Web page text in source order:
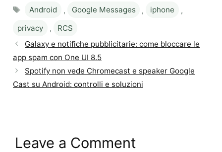
Tags
Android , Google Messages , iphone
,
privacy
,
RCS
Galaxy e notifiche pubblicitarie: come bloccare le
app spam con One UI 8.5
Spotify non vede Chromecast e speaker Google
Cast su Android: controlli e soluzioni
Leave a Comment